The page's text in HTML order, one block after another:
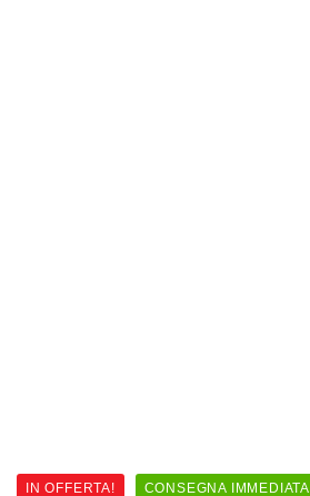
IN OFFERTA! CONSEGNA IMMEDIATA